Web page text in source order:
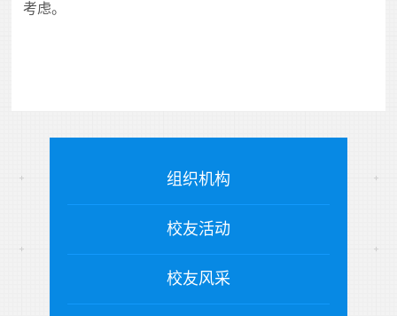
考虑。
组织机构
校友活动
校友风采